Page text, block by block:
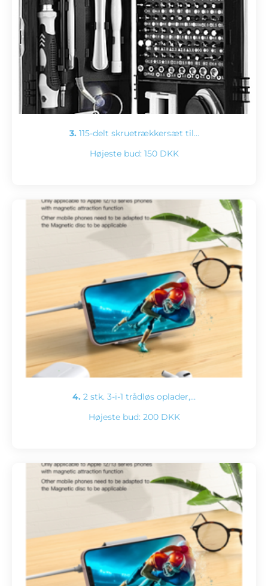
3. 115-delt skruetrækkersæt til…
Højeste bud: 150 DKK
4. 2 stk. 3-i-1 trådløs oplader,…
Højeste bud: 200 DKK